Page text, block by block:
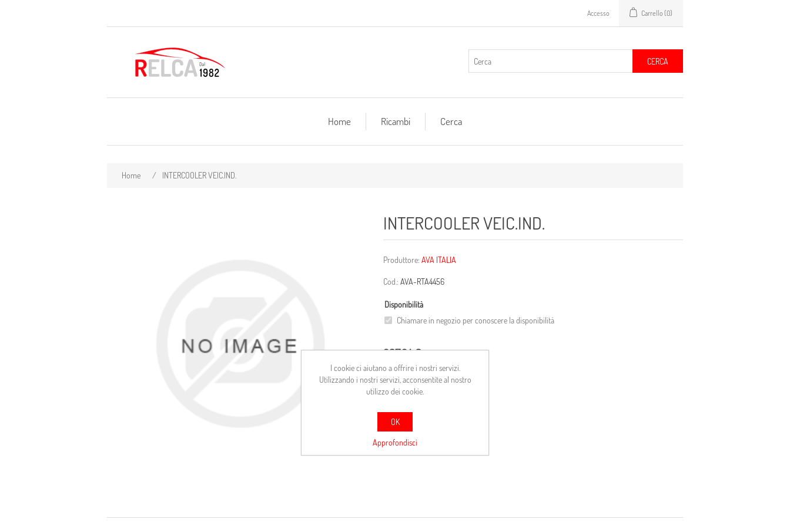
Accesso Carrello (0)
CERCA
Home Ricambi Cerca
Home / INTERCOOLER VEIC.IND.
INTERCOOLER VEIC.IND.
Produttore: AVA ITALIA
Cod.: AVA-RTA4456
Disponibilità
Chiamare in negozio per conoscere la disponibilità
237,24 €
ACQUISTA
I cookie ci aiutano a offrire i nostri servizi.
Utilizzando i nostri servizi, acconsentite al nostro
utilizzo dei cookie.
OK
Approfondisci